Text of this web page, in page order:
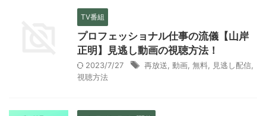
TV番組
プロフェッショナル仕事の流儀【山岸
正明】見逃し動画の視聴方法！
2023/7/27 再放送 動画 無料 見逃し配信
視聴方法